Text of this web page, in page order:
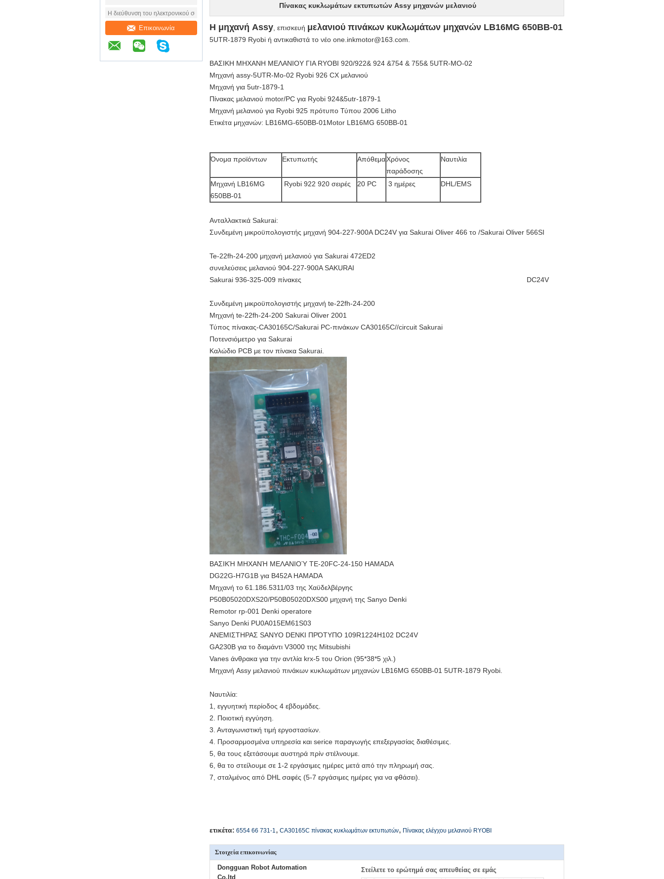
Επικοινωνία
Πίνακας κυκλωμάτων εκτυπωτών Assy μηχανών μελανιού
Η μηχανή Assy , επισκευή μελανιού πινάκων κυκλωμάτων μηχανών LB16MG 650BB-01
5UTR-1879 Ryobi ή αντικαθιστά το νέο one.inkmotor@163.com.
ΒΑΣΙΚΗ ΜΗΧΑΝΗ ΜΕΛΑΝΙΟΥ ΓΙΑ RYOBI 920/922& 924 &754 & 755& 5UTR-MO-02
Μηχανή assy-5UTR-Mo-02 Ryobi 926 CX μελανιού
Μηχανή για 5utr-1879-1
Πίνακας μελανιού motor/PC για Ryobi 924&5utr-1879-1
Μηχανή μελανιού για Ryobi 925 πρότυπο Τύπου 2006 Litho
Ετικέτα μηχανών: LB16MG-650BB-01Motor LB16MG 650BB-01
Όνομα προϊόντων Εκτυπωτής ΑπόθεμαΧρόνος
παράδοσης
Ναυτιλία
Μηχανή LB16MG
650BB-01
Ryobi 922 920 σειρές 20 PC 3 ημέρες DHL/EMS
Ανταλλακτικά Sakurai:
Συνδεμένη μικροϋπολογιστής μηχανή 904-227-900A DC24V για Sakurai Oliver 466 το /Sakurai Oliver 566SI
Te-22fh-24-200 μηχανή μελανιού για Sakurai 472ED2
συνελεύσεις μελανιού 904-227-900A SAKURAI
Sakurai 936-325-009 πίνακες DC24V
Συνδεμένη μικροϋπολογιστής μηχανή te-22fh-24-200
Μηχανή te-22fh-24-200 Sakurai Oliver 2001
Τύπος πίνακας-CA30165C/Sakurai PC-πινάκων CA30165C//circuit Sakurai
Ποτενσιόμετρο για Sakurai
Καλώδιο PCB με τον πίνακα Sakurai.
ΒΑΣΙΚΉ ΜΗΧΑΝΉ ΜΕΛΑΝΙΟΎ TE-20FC-24-150 HAMADA
DG22G-H7G1B για B452A HAMADA
Μηχανή το 61.186.5311/03 της Χαϋδελβέργης
P50B05020DXS20/P50B05020DXS00 μηχανή της Sanyo Denki
Remotor rp-001 Denki operatore
Sanyo Denki PU0A015EM61S03
ΑΝΕΜΙΣΤΗΡΑΣ SANYO DENKI ΠΡΌΤΥΠΟ 109R1224H102 DC24V
GA230B για το διαμάντι V3000 της Mitsubishi
Vanes άνθρακα για την αντλία krx-5 του Orion (95*38*5 χιλ.)
Μηχανή Assy μελανιού πινάκων κυκλωμάτων μηχανών LB16MG 650BB-01 5UTR-1879 Ryobi
Ναυτιλία:
1, εγγυητική περίοδος 4 εβδομάδες.
2. Ποιοτική εγγύηση.
3. Ανταγωνιστική τιμή εργοστασίων.
4. Προσαρμοσμένα υπηρεσία και serice παραγωγής επεξεργασίας διαθέσιμες.
5, θα τους εξετάσουμε αυστηρά πρίν στέλνουμε.
6, θα το στείλουμε σε 1-2 εργάσιμες ημέρες μετά από την πληρωμή σας.
7, σταλμένος από DHL σαφές (5-7 εργάσιμες ημέρες για να φθάσει).
ετικέτα: 6554 66 731-1, CA30165C πίνακας κυκλωμάτων εκτυπωτών, Πίνακας ελέγχου μελανιού RYOBI
Στοιχεία επικοινωνίας
Dongguan Robot Automation
Co.ltd
Στείλετε το ερώτημά σας απευθείας σε εμάς